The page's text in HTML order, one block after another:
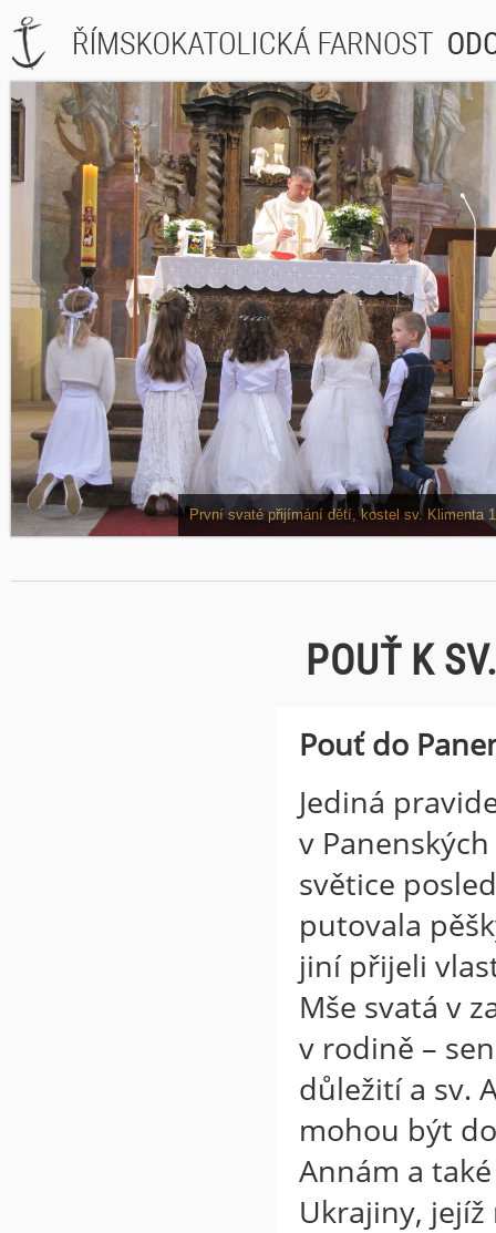
První svaté přijímání dětí, kostel sv. Klimenta
Víkend dětí z náboženství na faře v Odoleně Vodě,
POUŤ K
Pouť do
Jediná
v
světice
putovala
jiní přijeli
Mše svatá v
v rodině –
důležití a sv.
mohou být
Annám a
Ukrajiny,